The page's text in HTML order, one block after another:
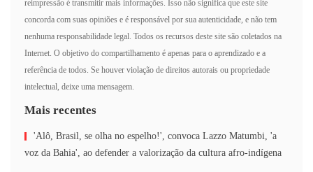
reimpressão é transmitir mais informações. Isso não significa que este site
concorda com suas opiniões e é responsável por sua autenticidade, e não tem
nenhuma responsabilidade legal. Todos os recursos deste site são coletados na
Internet. O objetivo do compartilhamento é apenas para o aprendizado e a
referência de todos. Se houver violação de direitos autorais ou propriedade
intelectual, deixe uma mensagem.
Mais recentes
'Alô, Brasil, se olha no espelho!', convoca Lazzo Matumbi, 'a
voz da Bahia', ao defender a valorização da cultura afro-indígena